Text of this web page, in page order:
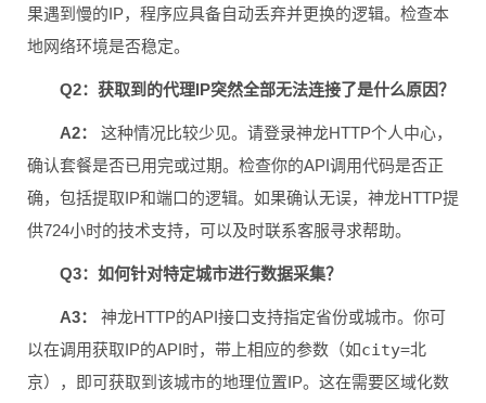
果遇到慢的IP，程序应具备自动丢弃并更换的逻辑。检查本
地网络环境是否稳定。
Q2：获取到的代理IP突然全部无法连接了是什么原因？
A2：
这种情况比较少见。请登录神龙HTTP个人中心，
确认套餐是否已用完或过期。检查你的API调用代码是否正
确，包括提取IP和端口的逻辑。如果确认无误，神龙HTTP提
供724小时的技术支持，可以及时联系客服寻求帮助。
Q3：如何针对特定城市进行数据采集？
A3：
神龙HTTP的API接口支持指定省份或城市。你可
以在调用获取IP的API时，带上相应的参数（如city=北
京），即可获取到该城市的地理位置IP。这在需要区域化数